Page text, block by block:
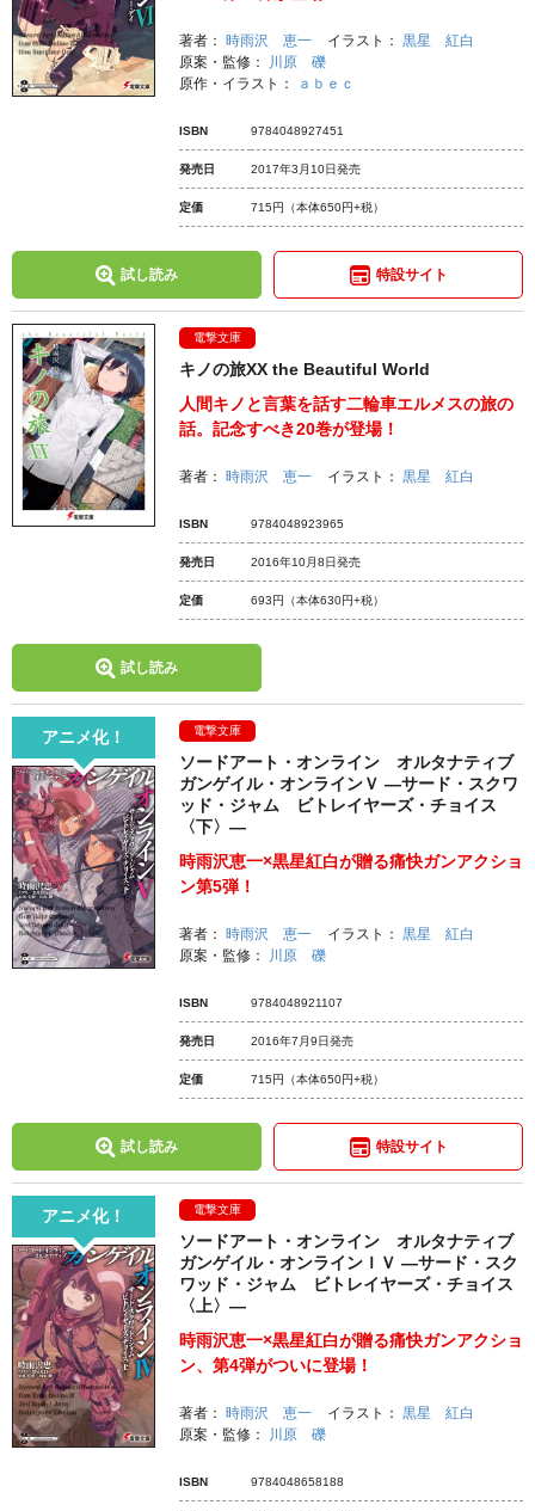
著者： 時雨沢 恵一 イラスト： 黒星 紅白
原案・監修：
川原 礫
原作・イラスト：
ａｂｅｃ
ISBN 9784048927451
発売日 2017年3月10日発売
定価 715円 （本体650円+税）
試し読み 特設サイト
電撃文庫
キノの旅XX the Beautiful World
人間キノと言葉を話す二輪車エルメスの旅の
話。記念すべき20巻が登場！
著者： 時雨沢 恵一 イラスト： 黒星 紅白
ISBN 9784048923965
発売日 2016年10月8日発売
定価 693円 （本体630円+税）
試し読み
アニメ化！ 電撃文庫
ソードアート・オンライン オルタナティブ
ガンゲイル・オンラインＶ ―サード・スクワ
ッド・ジャム ビトレイヤーズ・チョイス
〈下〉―
時雨沢恵一×黒星紅白が贈る痛快ガンアクショ
ン第5弾！
著者： 時雨沢 恵一 イラスト： 黒星 紅白
原案・監修：
川原 礫
ISBN 9784048921107
発売日 2016年7月9日発売
定価 715円 （本体650円+税）
試し読み 特設サイト
アニメ化！ 電撃文庫
ソードアート・オンライン オルタナティブ
ガンゲイル・オンラインＩＶ ―サード・スク
ワッド・ジャム ビトレイヤーズ・チョイス
〈上〉―
時雨沢恵一×黒星紅白が贈る痛快ガンアクショ
ン、第4弾がついに登場！
著者： 時雨沢 恵一 イラスト： 黒星 紅白
原案・監修：
川原 礫
ISBN 9784048658188